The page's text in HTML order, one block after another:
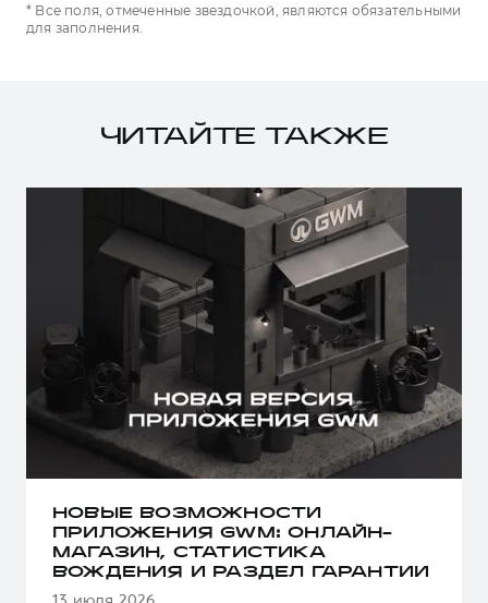
* Все поля, отмеченные звездочкой, являются обязательными
для заполнения.
ЧИТАЙТЕ ТАКЖЕ
НОВЫЕ ВОЗМОЖНОСТИ
ПРИЛОЖЕНИЯ GWM: ОНЛАЙН-
МАГАЗИН, СТАТИСТИКА
ВОЖДЕНИЯ И РАЗДЕЛ ГАРАНТИИ